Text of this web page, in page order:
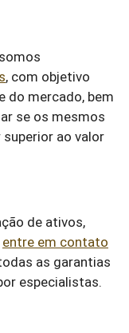
, com objetivo
do mercado, bem
se os mesmos
ao valor
de ativos,
entre em contato
as garantias
especialistas.